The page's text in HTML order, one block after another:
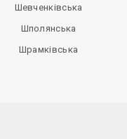
Шевченківська
Шполянська
Шрамківська